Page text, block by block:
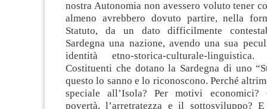
nostra Autonomia non avessero voluto tener
almeno avrebbero dovuto partire, nella
Statuto, da un dato difficilmente
Sardegna una nazione, avendo una sua
identità etno-storica-culturale-
Costituenti che dotano la Sardegna di uno
questo lo sanno e lo riconoscono. Perché
speciale all’Isola? Per motivi
povertà, l’arretratezza e il sottosviluppo? E